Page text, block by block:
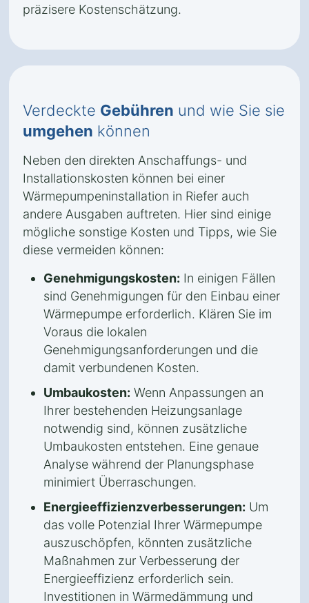
präzisere Kostenschätzung.
Verdeckte Gebühren und wie Sie sie
umgehen können
Neben den direkten Anschaffungs- und
Installationskosten können bei einer
Wärmepumpeninstallation in Riefer auch
andere Ausgaben auftreten. Hier sind einige
mögliche sonstige Kosten und Tipps, wie Sie
diese vermeiden können:
Genehmigungskosten: In einigen Fällen
sind Genehmigungen für den Einbau einer
Wärmepumpe erforderlich. Klären Sie im
Voraus die lokalen
Genehmigungsanforderungen und die
damit verbundenen Kosten.
Umbaukosten: Wenn Anpassungen an
Ihrer bestehenden Heizungsanlage
notwendig sind, können zusätzliche
Umbaukosten entstehen. Eine genaue
Analyse während der Planungsphase
minimiert Überraschungen.
Energieeffizienzverbesserungen: Um
das volle Potenzial Ihrer Wärmepumpe
auszuschöpfen, könnten zusätzliche
Maßnahmen zur Verbesserung der
Energieeffizienz erforderlich sein.
Investitionen in Wärmedämmung und